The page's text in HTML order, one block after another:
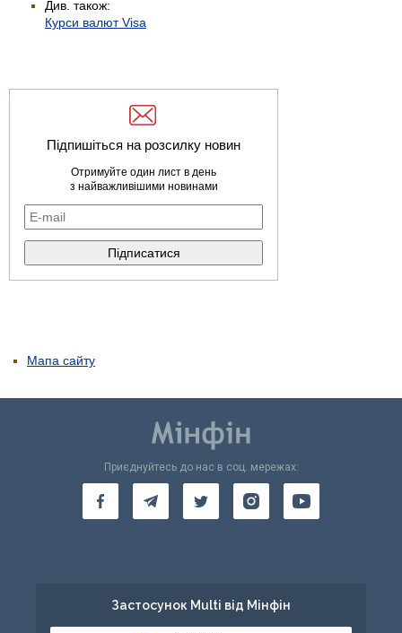
Див. також:
Курси валют Visa
Підпишіться на розсилку новин
Отримуйте один лист в день
з найважливішими новинами
Мапа сайту
Приєднуйтесь до нас в соц. мережах:
Застосунок Multi від Мінфін